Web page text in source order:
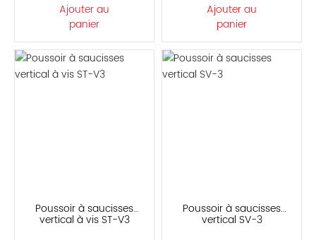
Ajouter au
panier
Ajouter au
panier
Poussoir à saucisses
vertical à vis ST-V3
Poussoir à saucisses
vertical SV-3